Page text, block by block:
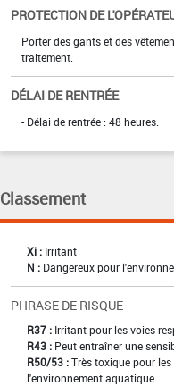
PROTECTION DE
Porter des gants et des
traitement.
DÉLAI DE RENTRÉE
- Délai de rentrée : 48 heures.
Classement
Xi : Irritant
N : Dangereux pour
PHRASE DE RISQUE
R37 : Irritant pour les voies
R43 : Peut entraîner une
R50/53 : Très toxique pour
l'environnement aquatique.